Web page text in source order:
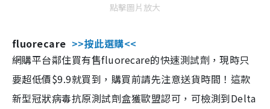
點擊圖片放大
fluorecare >>按此選購<<
網購平台鄰住買有售fluorecare的快速測試劑，現時只
要超低價$9.9就買到，購買前請先注意送貨時間！這款
新型冠狀病毒抗原測試劑盒獲歐盟認可，可檢測到Delta